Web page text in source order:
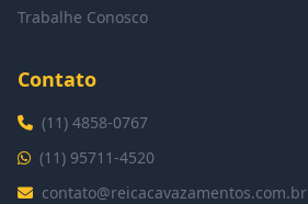
Trabalhe Conosco
Contato
(11) 4858-0767
(11) 95711-4520
contato@reicacavazamentos.com.br